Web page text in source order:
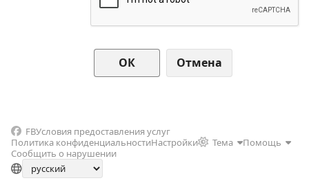
Отмена
FBУсловия предоставления услуг
Политика конфиденциальностиНастройки Тема
Помощь
Сообщить о нарушении